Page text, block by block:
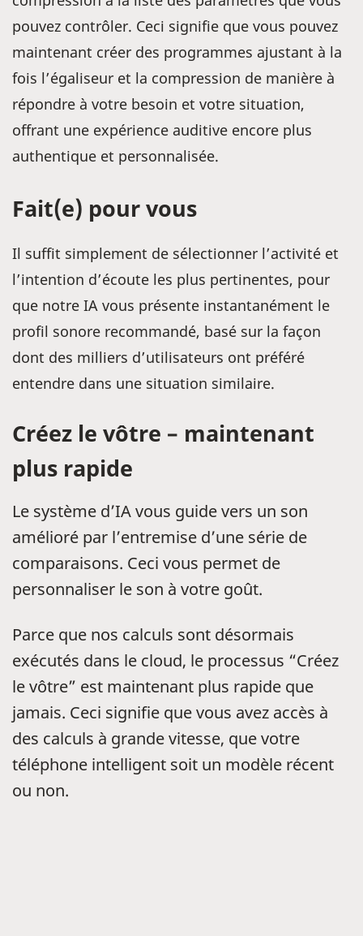
pouvez contrôler. Ceci signifie que vous pouvez
maintenant créer des programmes ajustant à la
fois l’égaliseur et la compression de manière à
répondre à votre besoin et votre situation,
offrant une expérience auditive encore plus
authentique et personnalisée.
Fait(e) pour vous
Il suffit simplement de sélectionner l’activité et
l’intention d’écoute les plus pertinentes, pour
que notre IA vous présente instantanément le
profil sonore recommandé, basé sur la façon
dont des milliers d’utilisateurs ont préféré
entendre dans une situation similaire.
Créez le vôtre – maintenant
plus rapide
Le système d’IA vous guide vers un son
amélioré par l’entremise d’une série de
comparaisons. Ceci vous permet de
personnaliser le son à votre goût.
Parce que nos calculs sont désormais
exécutés dans le cloud, le processus “Créez
le vôtre” est maintenant plus rapide que
jamais. Ceci signifie que vous avez accès à
des calculs à grande vitesse, que votre
téléphone intelligent soit un modèle récent
ou non.